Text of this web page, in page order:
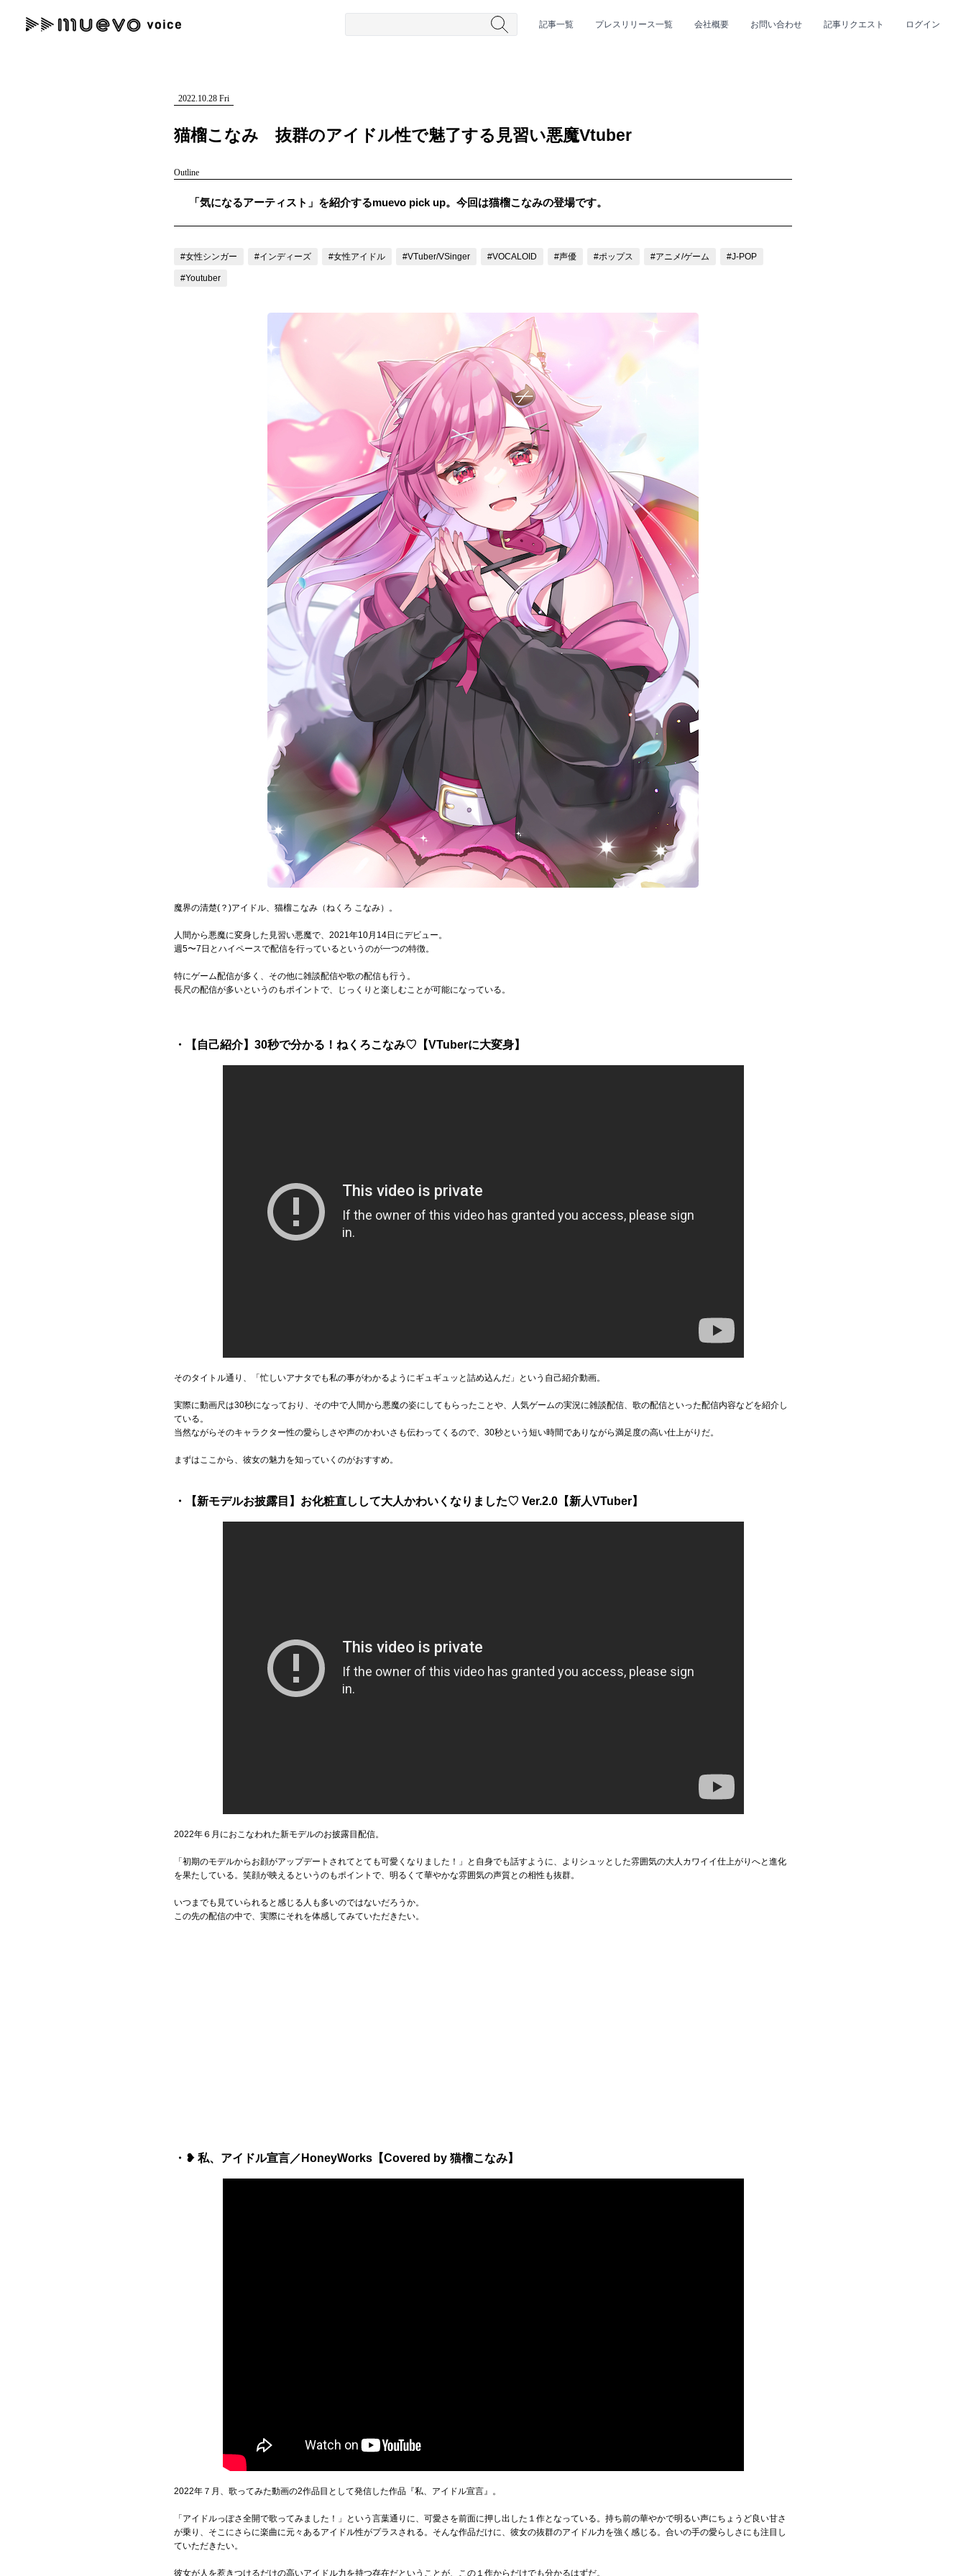
記事一覧 プレスリリース一覧 会社概要 お問い合わせ 記事リクエスト ログイン
#女性SSW #ロック #男性シンガー #HR/HM #女性シンガー #ヒップホップ #男性シンガーグループ #R&B/ソウル
"読者の声を形にする”音楽特化メディア
2022.10.28 Fri
猫榴こなみ 抜群のアイドル性で魅了する見習い悪魔Vtuber
Outline
「気になるアーティスト」を紹介するmuevo pick up。今回は猫榴こなみの登場です。
#女性シンガー #インディーズ #女性アイドル #VTuber/VSinger #VOCALOID #声優 #ポップス #アニメ/ゲーム #J-POP
#Youtuber
魔界の清楚(？)アイドル、猫榴こなみ（ねくろ こなみ）。
人間から悪魔に変身した見習い悪魔で、2021年10月14日にデビュー。
週5〜7日とハイペースで配信を行っているというのが一つの特徴。
特にゲーム配信が多く、その他に雑談配信や歌の配信も行う。
長尺の配信が多いというのもポイントで、じっくりと楽しむことが可能になっている。
・【自己紹介】30秒で分かる！ねくろこなみ♡【VTuberに大変身】
そのタイトル通り、「忙しいアナタでも私の事がわかるようにギュギュッと詰め込んだ」という自己紹介動画。
実際に動画尺は30秒になっており、その中で人間から悪魔の姿にしてもらったことや、人気ゲームの実況に雑談配信、歌の配信といった配信内容などを紹介し
ている。
当然ながらそのキャラクター性の愛らしさや声のかわいさも伝わってくるので、30秒という短い時間でありながら満足度の高い仕上がりだ。
まずはここから、彼女の魅力を知っていくのがおすすめ。
・【新モデルお披露目】お化粧直しして大人かわいくなりました♡ Ver.2.0【新人VTuber】
2022年６月におこなわれた新モデルのお披露目配信。
「初期のモデルからお顔がアップデートされてとても可愛くなりました！」と自身でも話すように、よりシュッとした雰囲気の大人カワイイ仕上がりへと進化
を果たしている。笑顔が映えるというのもポイントで、明るくて華やかな雰囲気の声質との相性も抜群。
いつまでも見ていられると感じる人も多いのではないだろうか。
この先の配信の中で、実際にそれを体感してみていただきたい。
・❥ 私、アイドル宣言／HoneyWorks【Covered by 猫榴こなみ】
2022年７月、歌ってみた動画の2作品目として発信した作品『私、アイドル宣言』。
「アイドルっぽさ全開で歌ってみました！」という言葉通りに、可愛さを前面に押し出した１作となっている。持ち前の華やかで明るい声にちょうど良い甘さ
が乗り、そこにさらに楽曲に元々あるアイドル性がプラスされる。そんな作品だけに、彼女の抜群のアイドル力を強く感じる。合いの手の愛らしさにも注目し
ていただきたい。
彼女が人を惹きつけるだけの高いアイドル力を持つ存在だということが、この１作からだけでも分かるはずだ。